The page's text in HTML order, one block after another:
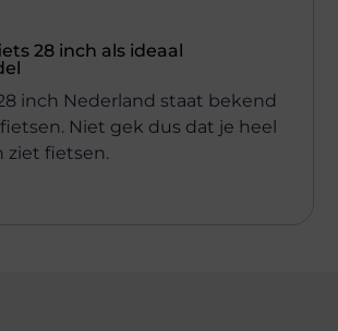
28 inch als ideaal
inch Nederland staat bekend
Niet gek dus dat je heel
ziet fietsen.